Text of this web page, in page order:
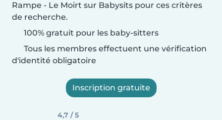
Rampe - Le Moirt sur Babysits pour ces critères
de recherche.
100% gratuit pour les baby-sitters
Tous les membres effectuent une vérification
d'identité obligatoire
Inscription gratuite
4,7 / 5